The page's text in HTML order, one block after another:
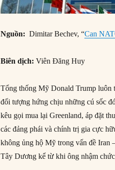
Nguồn: Dimitar Bechev, “Can
Biên dịch:Viên Đăng Huy
Tổng thống Mỹ Donald Trump luôn
đối tượng hứng chịu những cú sốc
kêu gọi mua lại Greenland, áp đặt
các đảng phái và chính trị gia cực
không ủng hộ Mỹ trong vấn đề
Tây Dương kể từ khi ông nhậm